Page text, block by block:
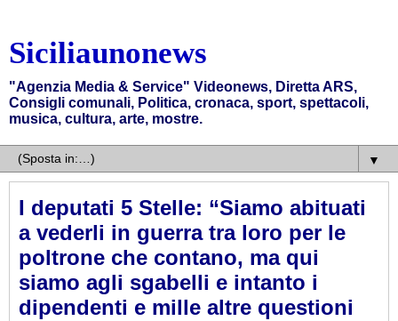
Siciliaunonews
"Agenzia Media & Service" Videonews, Diretta ARS,
Consigli comunali, Politica, cronaca, sport, spettacoli,
musica, cultura, arte, mostre.
▼
I deputati 5 Stelle: “Siamo abituati
a vederli in guerra tra loro per le
poltrone che contano, ma qui
siamo agli sgabelli e intanto i
dipendenti e mille altre questioni